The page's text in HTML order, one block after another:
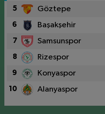
5 Göztepe
6 Başakşehir
7 Samsunspor
8 Rizespor
9 Konyaspor
10 Alanyaspor